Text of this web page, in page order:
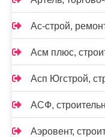
Ас-строй,
Асм плюс,
Асп Югстрой,
АСФ,
Аэровент,